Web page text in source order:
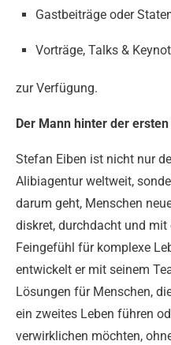
Gastbeiträge oder
Vorträge, Talks &
zur Verfügung.
Der Mann hinter der
Stefan Eiben ist nicht nur
Alibiagentur weltweit,
darum geht, Menschen
diskret, durchdacht und
Feingefühl für komplexe
entwickelt er mit seinem
Lösungen für Menschen,
ein zweites Leben führen
verwirklichen möchten,